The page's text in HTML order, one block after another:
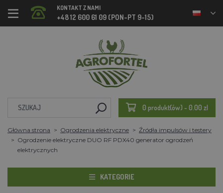
KONTAKT Z NAMI
+48 12 600 61 09 (PON-PT 9-15)
0 produkt(ów) - 0.00 zl
Główna strona Ogrodzenia elektryczne
Źródła impulsów i testery
Ogrodzenie elektryczne DUO RF PDX40 generator ogrodzeń
elektrycznych
KATEGORIE